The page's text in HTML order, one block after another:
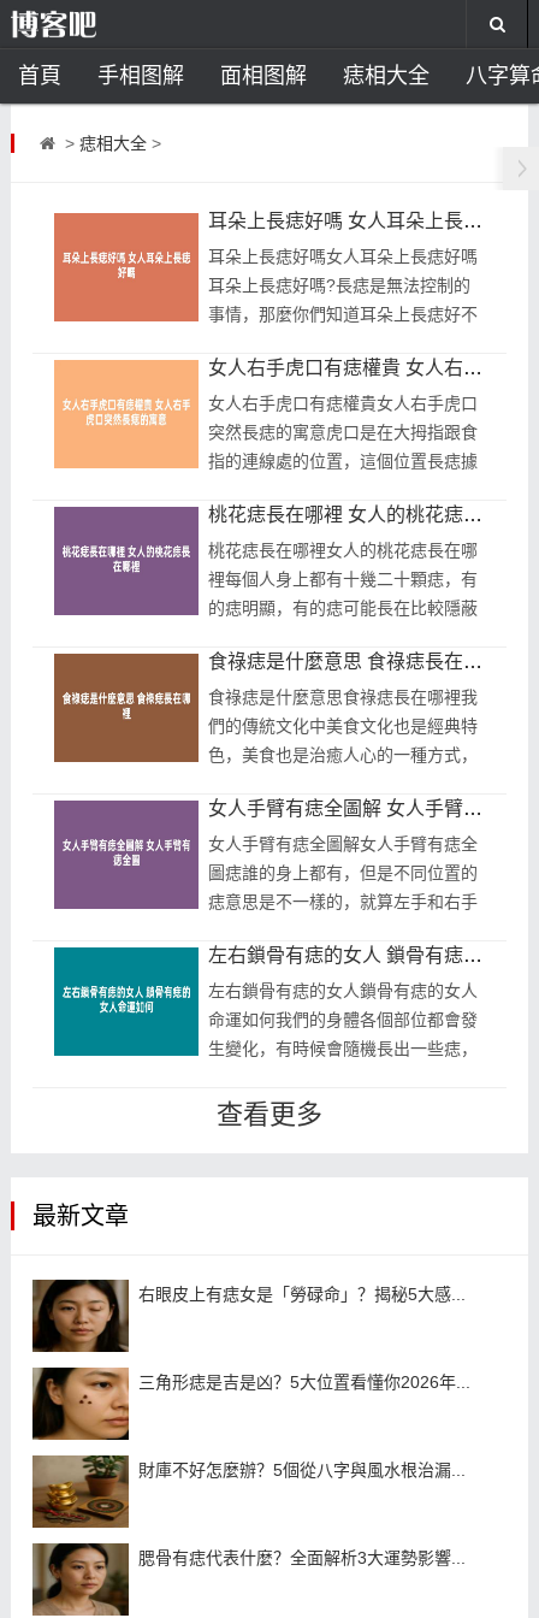
首頁 手相图解 面相图解 痣相大全 八字算
风水开运 助运饰品
> 痣相大全>
耳朵上長痣好嗎 女人耳朵上長痣好嗎
耳朵上長痣好嗎女人耳朵上長痣好嗎
耳朵上長痣好嗎?長痣是無法控制的
事情，那麼你們知道耳朵上長痣好不
什麼意思，如果你也想要了解更多耳
朵長痣...
女人右手虎口有痣權貴 女人右手虎口突然長痣的寓意
女人右手虎口有痣權貴女人右手虎口
突然長痣的寓意虎口是在大拇指跟食
指的連線處的位置，這個位置長痣據
痣權貴，這是你個人的財運不錯的表
現...
桃花痣長在哪裡 女人的桃花痣長在哪裡
桃花痣長在哪裡女人的桃花痣長在哪
裡每個人身上都有十幾二十顆痣，有
的痣明顯，有的痣可能長在比較隱蔽
中有一種叫做桃花痣，那麼桃花痣長
在...
食祿痣是什麼意思 食祿痣長在哪裡
食祿痣是什麼意思食祿痣長在哪裡我
們的傳統文化中美食文化也是經典特
色，美食也是治癒人心的一種方式，
好吃的，老人常說嘴角長痣能吃是
福，...
女人手臂有痣全圖解 女人手臂有痣全圖
女人手臂有痣全圖解女人手臂有痣全
圖痣誰的身上都有，但是不同位置的
痣意思是不一樣的，就算左手和右手
也是不一樣的，女人手臂有痣全圖
解，...
左右鎖骨有痣的女人 鎖骨有痣的女人命運如何
左右鎖骨有痣的女人鎖骨有痣的女人
命運如何我們的身體各個部位都會發
生變化，有時候會隨機長出一些痣，
骨有痣的女人前世是什麼意思呢？鎖
查看更多
最新文章
右眼皮上有痣女是「勞碌命」？揭秘5大感...
三角形痣是吉是凶？5大位置看懂你2026年...
財庫不好怎麼辦？5個從八字與風水根治漏...
腮骨有痣代表什麼？全面解析3大運勢影響...